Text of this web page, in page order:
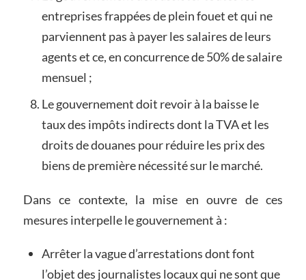
entreprises frappées de plein fouet et qui ne
parviennent pas à payer les salaires de leurs
agents et ce, en concurrence de 50% de salaire
mensuel ;
Le gouvernement doit revoir à la baisse le
taux des impôts indirects dont la TVA et les
droits de douanes pour réduire les prix des
biens de première nécessité sur le marché.
Dans ce contexte, la mise en ouvre de ces
mesures interpelle le gouvernement à :
Arrêter la vague d’arrestations dont font
l’objet des journalistes locaux qui ne sont que